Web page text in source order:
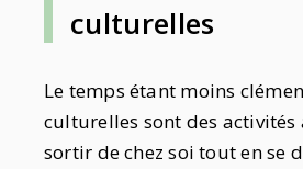
culturelles
Le temps étant moins
culturelles sont des
sortir de chez soi tout en se